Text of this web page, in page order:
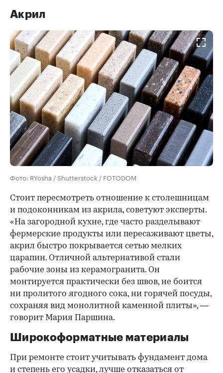
Акрил
Фото: RYosha / Shutterstock / FOTODOM
Стоит пересмотреть отношение к столешницам
и подоконникам из акрила, советуют эксперты.
«На загородной кухне, где часто разделывают
фермерские продукты или пересаживают цветы,
акрил быстро покрывается сетью мелких
царапин. Отличной альтернативой стали
рабочие зоны из керамогранита. Он
монтируется практически без швов, не боится
ни пролитого ягодного сока, ни горячей посуды,
сохраняя вид монолитной каменной плиты», —
говорит Мария Паршина.
Широкоформатные материалы
При ремонте стоит учитывать фундамент дома
и степень его усадки, лучше отказаться от